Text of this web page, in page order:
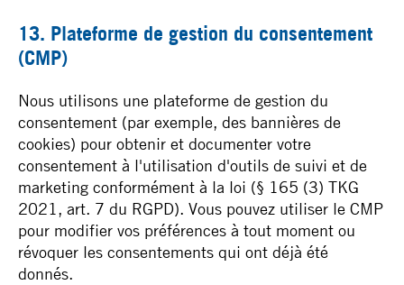
13. Plateforme de gestion du consentement
(CMP)
Nous utilisons une plateforme de gestion du
consentement (par exemple, des bannières de
cookies) pour obtenir et documenter votre
consentement à l'utilisation d'outils de suivi et de
marketing conformément à la loi (§ 165 (3) TKG
2021, art. 7 du RGPD). Vous pouvez utiliser le CMP
pour modifier vos préférences à tout moment ou
révoquer les consentements qui ont déjà été
donnés.